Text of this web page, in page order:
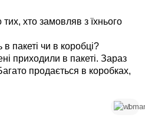
хто замовляв з їхнього
пакеті чи в коробці?
приходили в пакеті. Зараз
продається в коробках,
1